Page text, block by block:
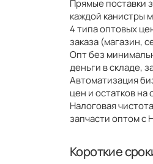
Прямые поставки
каждой канистры
4 типа оптовых
заказа (магазин,
Опт без
деньги в складе,
Автоматизация
цен и остатков на
Налоговая
запчасти оптом с
Короткие